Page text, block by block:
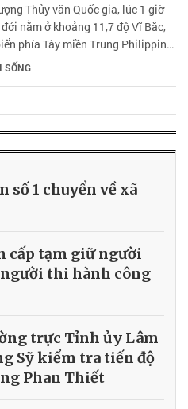
Thủy văn Quốc gia, lúc 1 giờ
nằm ở khoảng 11,7 độ Vĩ Bắc,
phía Tây miền Trung Philippine.
8, áp thấp di chuyển theo hướng
SỐNG
số 1 chuyển về xã
cấp tạm giữ người
thi hành công
trực Tỉnh ủy Lâm
Sỹ kiểm tra tiến độ
Phan Thiết